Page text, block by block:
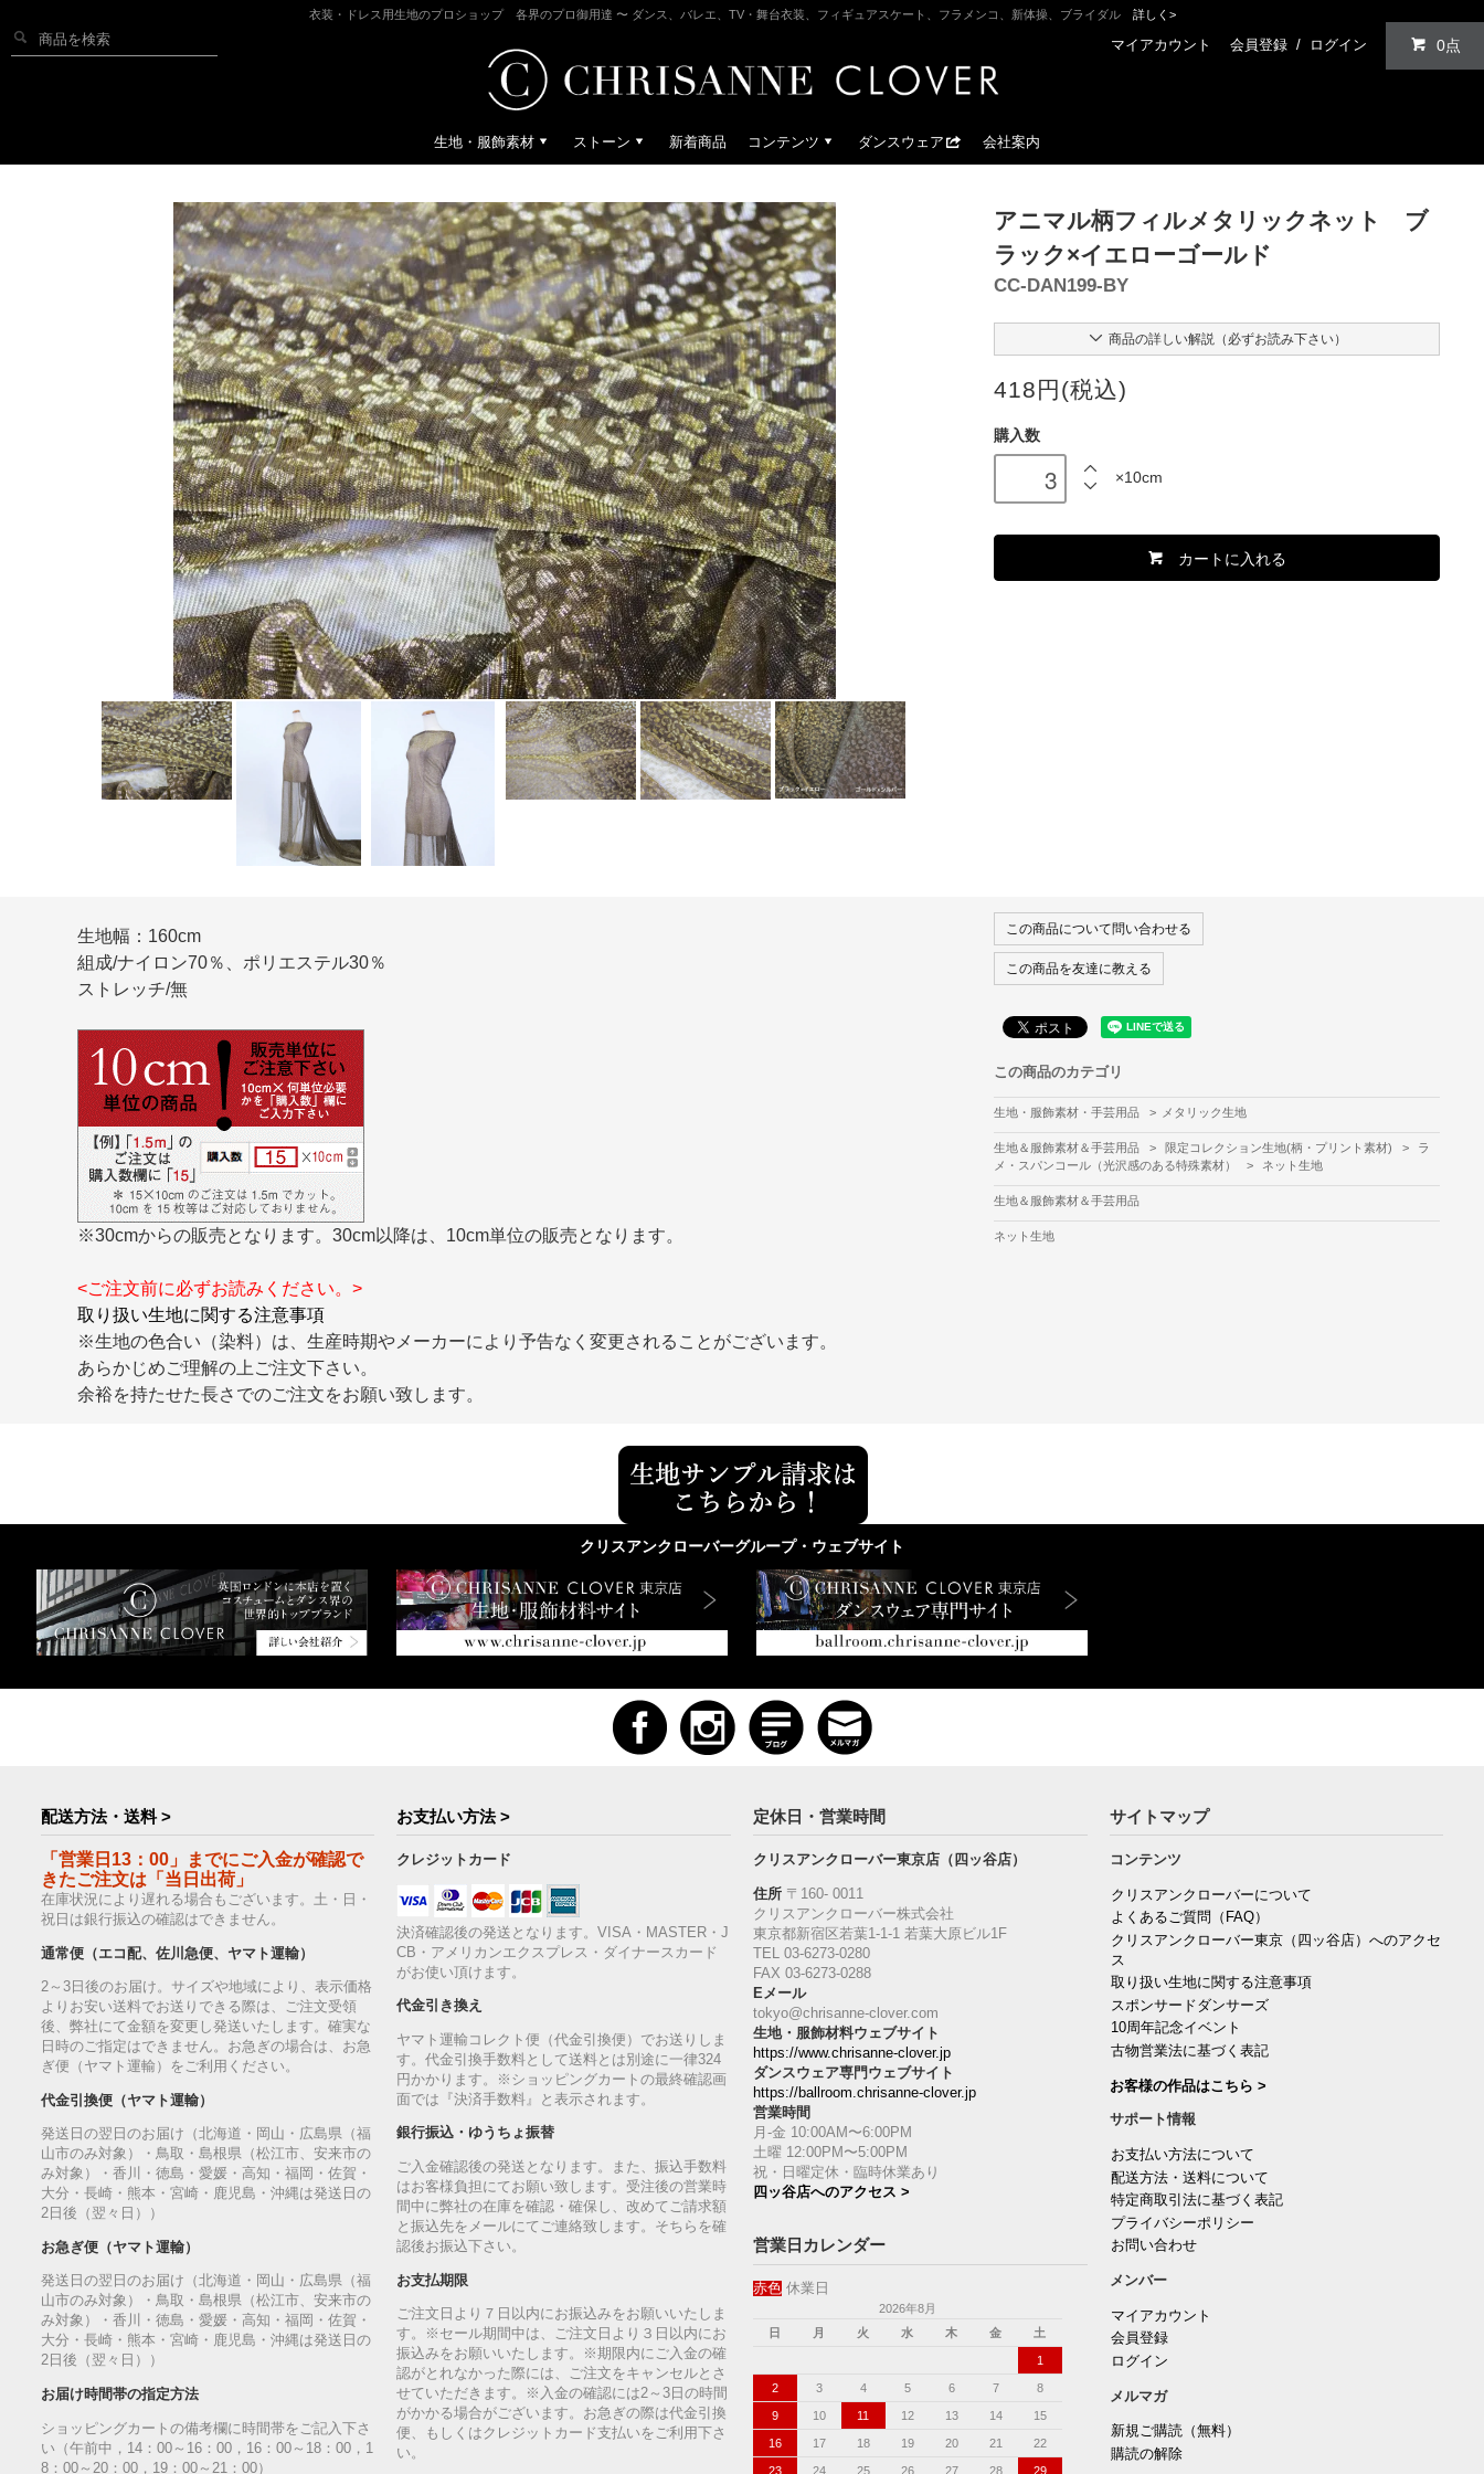
衣装・ドレス用生地のプロショップ 各界のプロ御用達 〜 ダンス、バレエ、TV・舞台衣装、フィギュアスケート、フラメンコ、新体操、ブライダル 詳しく>
マイアカウント 会員登録 / ログイン 0点
生地・服飾素材 ストーン 新着商品 コンテンツ ダンスウェア 会社案内
アニマル柄フィルメタリックネット ブ
ラック×イエローゴールド
CC-DAN199-BY
商品の詳しい解説（必ずお読み下さい）
418円(税込)
購入数
×10cm
カートに入れる
生地幅：160cm
組成/ナイロン70％、ポリエステル30％
ストレッチ/無
※30cmからの販売となります。30cm以降は、10cm単位の販売となります。
<ご注文前に必ずお読みください。>
取り扱い生地に関する注意事項
※生地の色合い（染料）は、生産時期やメーカーにより予告なく変更されることがございます。
あらかじめご理解の上ご注文下さい。
余裕を持たせた長さでのご注文をお願い致します。
この商品について問い合わせる
この商品を友達に教える
この商品のカテゴリ
生地・服飾素材・手芸用品 > メタリック生地
生地＆服飾素材＆手芸用品 > 限定コレクション生地(柄・プリント素材) >
ラ
メ・スパンコール（光沢感のある特殊素材）
> ネット生地
生地＆服飾素材＆手芸用品
ネット生地
クリスアンクローバーグループ・ウェブサイト
配送方法・送料 >
「営業日13：00」までにご入金が確認で
きたご注文は「当日出荷」
在庫状況により遅れる場合もございます。土・日・
祝日は銀行振込の確認はできません。
通常便（エコ配、佐川急便、ヤマト運輸）
2～3日後のお届け。サイズや地域により、表示価格
よりお安い送料でお送りできる際は、ご注文受領
後、弊社にて金額を変更し発送いたします。確実な
日時のご指定はできません。お急ぎの場合は、お急
ぎ便（ヤマト運輸）をご利用ください。
代金引換便（ヤマト運輸）
発送日の翌日のお届け（北海道・岡山・広島県（福
山市のみ対象）・鳥取・島根県（松江市、安来市の
み対象）・香川・徳島・愛媛・高知・福岡・佐賀・
大分・長崎・熊本・宮崎・鹿児島・沖縄は発送日の
2日後（翌々日））
お急ぎ便（ヤマト運輸）
発送日の翌日のお届け（北海道・岡山・広島県（福
山市のみ対象）・鳥取・島根県（松江市、安来市の
み対象）・香川・徳島・愛媛・高知・福岡・佐賀・
大分・長崎・熊本・宮崎・鹿児島・沖縄は発送日の
2日後（翌々日））
お届け時間帯の指定方法
ショッピングカートの備考欄に時間帯をご記入下さ
い（午前中，14：00～16：00，16：00～18：00，1
8：00～20：00，19：00～21：00）
お支払い方法 >
クレジットカード
決済確認後の発送となります。VISA・MASTER・J
CB・アメリカンエクスプレス・ダイナースカード
がお使い頂けます。
代金引き換え
ヤマト運輸コレクト便（代金引換便）でお送りしま
す。代金引換手数料として送料とは別途に一律324
円かかります。※ショッピングカートの最終確認画
面では『決済手数料』と表示されます。
銀行振込・ゆうちょ振替
ご入金確認後の発送となります。また、振込手数料
はお客様負担にてお願い致します。受注後の営業時
間中に弊社の在庫を確認・確保し、改めてご請求額
と振込先をメールにてご連絡致します。そちらを確
認後お振込下さい。
お支払期限
ご注文日より７日以内にお振込みをお願いいたしま
す。※セール期間中は、ご注文日より３日以内にお
振込みをお願いいたします。※期限内にご入金の確
認がとれなかった際には、ご注文をキャンセルとさ
せていただきます。※入金の確認には2～3日の時間
がかかる場合がございます。お急ぎの際は代金引換
便、もしくはクレジットカード支払いをご利用下さ
い。
定休日・営業時間
クリスアンクローバー東京店（四ッ谷店）
住所〒160‐ 0011
クリスアンクローバー株式会社
東京都新宿区若葉1‐1-1 若葉大原ビル1F
TEL 03-6273-0280
FAX 03-6273-0288
Eメール
tokyo@chrisanne-clover.com
生地・服飾材料ウェブサイト
https://www.chrisanne-clover.jp
ダンスウェア専門ウェブサイト
https://ballroom.chrisanne-clover.jp
営業時間
月-金 10:00AM〜6:00PM
土曜 12:00PM〜5:00PM
祝・日曜定休・臨時休業あり
四ッ谷店へのアクセス >
営業日カレンダー
赤色休業日
2026年8月
日
月 火 水 木 金 土
1
2 3 4 5 6 7 8
9 10 11 12 13 14 15
16 17 18 19 20 21 22
23 24 25 26 27 28 29
サイトマップ
コンテンツ
クリスアンクローバーについて
よくあるご質問（FAQ）
クリスアンクローバー東京（四ッ谷店）へのアクセ
ス
取り扱い生地に関する注意事項
スポンサードダンサーズ
10周年記念イベント
古物営業法に基づく表記
お客様の作品はこちら >
サポート情報
お支払い方法について
配送方法・送料について
特定商取引法に基づく表記
プライバシーポリシー
お問い合わせ
メンバー
マイアカウント
会員登録
ログイン
メルマガ
新規ご購読（無料）
購読の解除